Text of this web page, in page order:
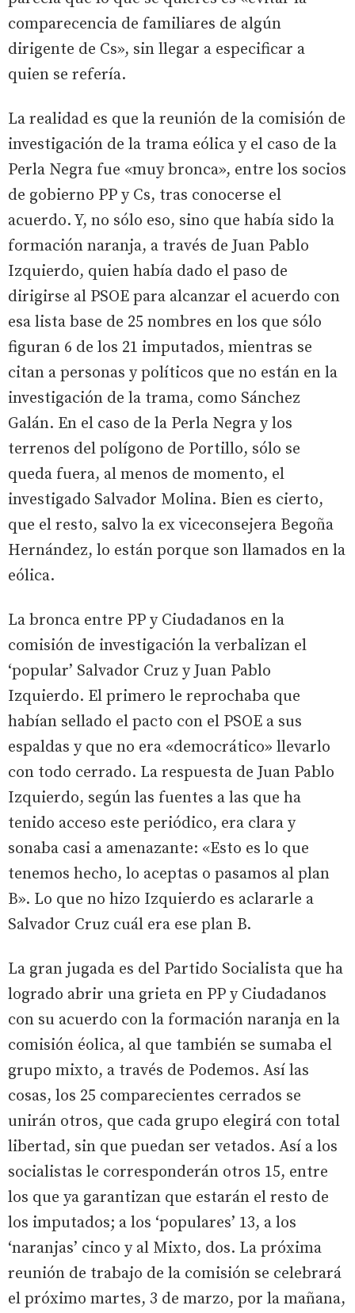
comparecencia de familiares de algún
dirigente de Cs», sin llegar a especificar a
quien se refería.
La realidad es que la reunión de la comisión de
investigación de la trama eólica y el caso de la
Perla Negra fue «muy bronca», entre los socios
de gobierno PP y Cs, tras conocerse el
acuerdo. Y, no sólo eso, sino que había sido la
formación naranja, a través de Juan Pablo
Izquierdo, quien había dado el paso de
dirigirse al PSOE para alcanzar el acuerdo con
esa lista base de 25 nombres en los que sólo
figuran 6 de los 21 imputados, mientras se
citan a personas y políticos que no están en la
investigación de la trama, como Sánchez
Galán. En el caso de la Perla Negra y los
terrenos del polígono de Portillo, sólo se
queda fuera, al menos de momento, el
investigado Salvador Molina. Bien es cierto,
que el resto, salvo la ex viceconsejera Begoña
Hernández, lo están porque son llamados en la
eólica.
La bronca entre PP y Ciudadanos en la
comisión de investigación la verbalizan el
‘popular’ Salvador Cruz y Juan Pablo
Izquierdo. El primero le reprochaba que
habían sellado el pacto con el PSOE a sus
espaldas y que no era «democrático» llevarlo
con todo cerrado. La respuesta de Juan Pablo
Izquierdo, según las fuentes a las que ha
tenido acceso este periódico, era clara y
sonaba casi a amenazante: «Esto es lo que
tenemos hecho, lo aceptas o pasamos al plan
B». Lo que no hizo Izquierdo es aclararle a
Salvador Cruz cuál era ese plan B.
La gran jugada es del Partido Socialista que ha
logrado abrir una grieta en PP y Ciudadanos
con su acuerdo con la formación naranja en la
comisión éolica, al que también se sumaba el
grupo mixto, a través de Podemos. Así las
cosas, los 25 comparecientes cerrados se
unirán otros, que cada grupo elegirá con total
libertad, sin que puedan ser vetados. Así a los
socialistas le corresponderán otros 15, entre
los que ya garantizan que estarán el resto de
los imputados; a los ‘populares’ 13, a los
‘naranjas’ cinco y al Mixto, dos. La próxima
reunión de trabajo de la comisión se celebrará
el próximo martes, 3 de marzo, por la mañana,